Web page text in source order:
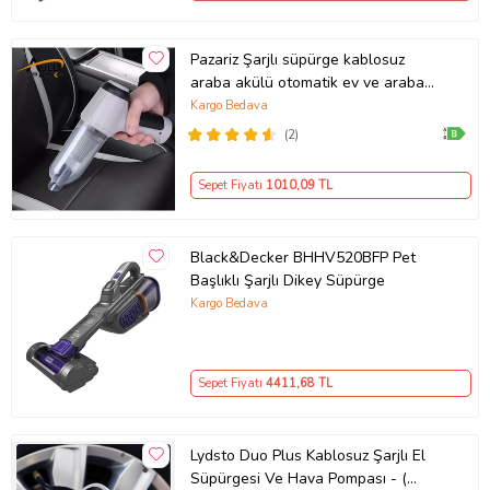
1 x Zemin Fırçası
1 x Uzun Nozul
1 x Uzun Püskürtme Başlığı
1 x Nozul Fırçası
1 x Nozul Fırçası
2 adet Hortum Bağlantısı
1 x Type-C Şarj Kablosu
1 x Kullanım Kılavuzu
Ürün Kodu:kcm36775691
Pazariz Şarjlı süpürge kablosuz
araba akülü otomatik ev ve araba
Mini kuru vakum süpürge (Beyaz)
(2)
Kargo Bedava
Sepet Fiyatı 1010,09 TL
Black&Decker BHHV520BFP Pet
Başlıklı Şarjlı Dikey Süpürge
Kargo Bedava
Sepet Fiyatı 4411,68 TL
Lydsto Duo Plus Kablosuz Şarjlı El
Süpürgesi Ve Hava Pompası - (